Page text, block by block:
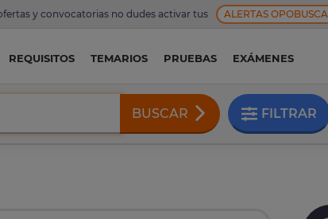
y convocatorias no dudes activar tus ALERTAS OPOBUSCA
REQUISITOS TEMARIOS PRUEBAS EXÁMENES
BUSCAR FILTRAR